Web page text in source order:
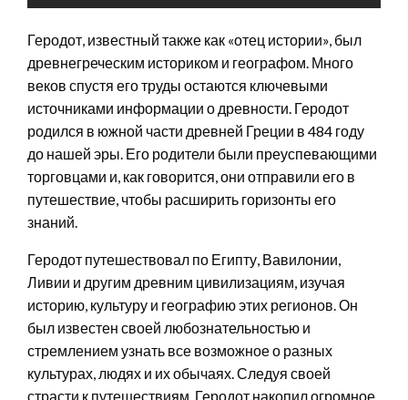
Геродот, известный также как «отец истории», был
древнегреческим историком и географом. Много
веков спустя его труды остаются ключевыми
источниками информации о древности. Геродот
родился в южной части древней Греции в 484 году
до нашей эры. Его родители были преуспевающими
торговцами и, как говорится, они отправили его в
путешествие, чтобы расширить горизонты его
знаний.
Геродот путешествовал по Египту, Вавилонии,
Ливии и другим древним цивилизациям, изучая
историю, культуру и географию этих регионов. Он
был известен своей любознательностью и
стремлением узнать все возможное о разных
культурах, людях и их обычаях. Следуя своей
страсти к путешествиям, Геродот накопил огромное